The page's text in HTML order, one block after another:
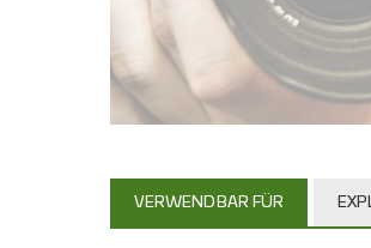
VERWENDBAR FÜR